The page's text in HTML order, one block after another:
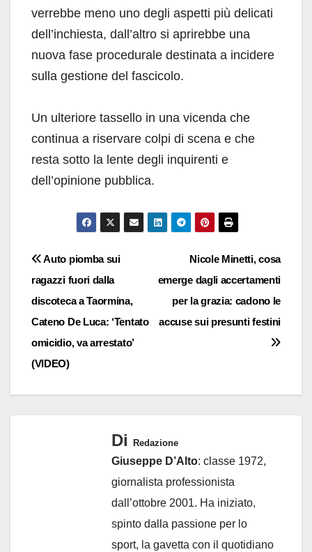
verrebbe meno uno degli aspetti più delicati
dell’inchiesta, dall’altro si aprirebbe una
nuova fase procedurale destinata a incidere
sulla gestione del fascicolo.
Un ulteriore tassello in una vicenda che
continua a riservare colpi di scena e che
resta sotto la lente degli inquirenti e
dell’opinione pubblica.
Navigazione
articoli
Nicole Minetti, cosa
emerge dagli accertamenti
per la grazia: cadono le
accuse sui presunti festini
Auto piomba sui
ragazzi fuori dalla
discoteca a Taormina,
Cateno De Luca: ‘Tentato
omicidio, va arrestato’
(VIDEO)
Di Redazione
Giuseppe D’Alto: classe 1972,
giornalista professionista
dall’ottobre 2001. Ha iniziato,
spinto dalla passione per lo
sport, la gavetta con il quotidiano